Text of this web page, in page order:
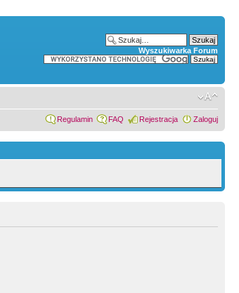
Wyszukiwarka Forum
Regulamin FAQ Rejestracja Zaloguj